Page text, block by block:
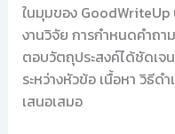
ในมุมของ GoodWriteUp
งานวิจัย การกำหนดคำถา
ตอบวัตถุประสงค์ได้ชัดเจ
ระหว่างหัวข้อ เนื้อหา วิธี
เสนอเสมอ